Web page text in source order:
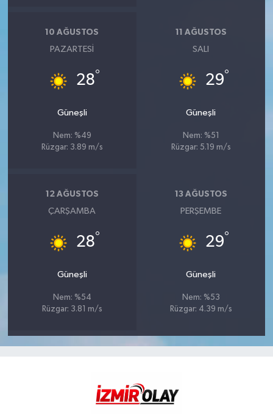
10 AĞUSTOS
PAZARTESI
28°
Güneşli
Nem: %49
Rüzgar: 3.89 m/s
11 AĞUSTOS
SALI
29°
Güneşli
Nem: %51
Rüzgar: 5.19 m/s
12 AĞUSTOS
ÇARŞAMBA
28°
Güneşli
Nem: %54
Rüzgar: 3.81 m/s
13 AĞUSTOS
PERŞEMBE
29°
Güneşli
Nem: %53
Rüzgar: 4.39 m/s